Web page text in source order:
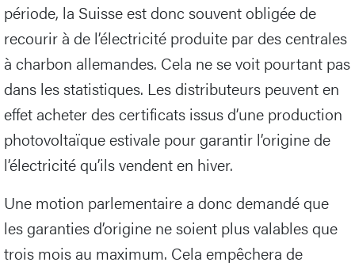
période, la Suisse est donc souvent obligée de
recourir à de l’électricité produite par des centrales
à charbon allemandes. Cela ne se voit pourtant pas
dans les statistiques. Les distributeurs peuvent en
effet acheter des certificats issus d’une production
photovoltaïque estivale pour garantir l’origine de
l’électricité qu’ils vendent en hiver.
Une motion parlementaire a donc demandé que
les garanties d’origine ne soient plus valables que
trois mois au maximum. Cela empêchera de